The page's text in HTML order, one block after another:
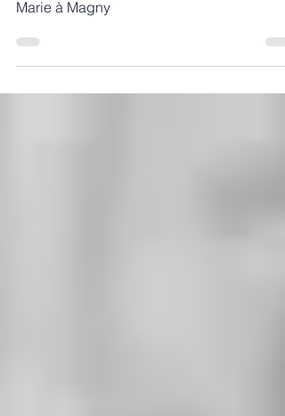
Samedi 5 septembre 2026 à 15h à Sainte-
Marie à Magny